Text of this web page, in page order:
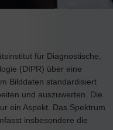
für Diagnostische,
(DIPR) über eine
Bilddaten standardisiert
und auszuwerten. Die
ein Aspekt. Das Spektrum
insbesondere die